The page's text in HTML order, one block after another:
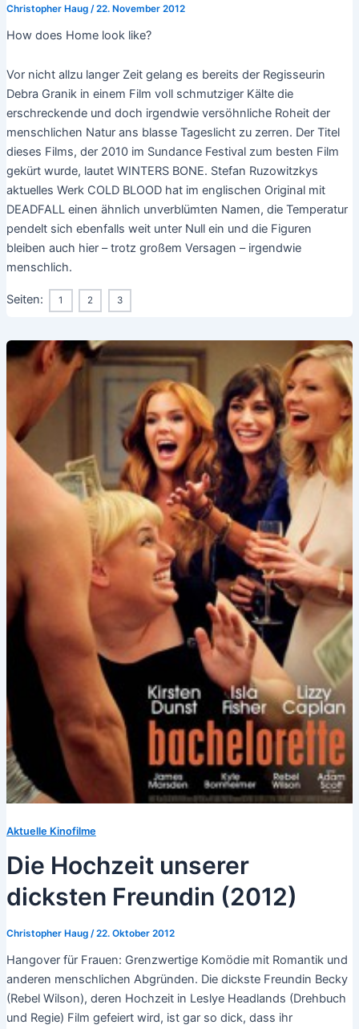
Christopher Haug /22. November 2012
How does Home look like?
Vor nicht allzu langer Zeit gelang es bereits der Regisseurin
Debra Granik in einem Film voll schmutziger Kälte die
erschreckende und doch irgendwie versöhnliche Roheit der
menschlichen Natur ans blasse Tageslicht zu zerren. Der Titel
dieses Films, der 2010 im Sundance Festival zum besten Film
gekürt wurde, lautet WINTERS BONE. Stefan Ruzowitzkys
aktuelles Werk COLD BLOOD hat im englischen Original mit
DEADFALL einen ähnlich unverblümten Namen, die Temperatur
pendelt sich ebenfalls weit unter Null ein und die Figuren
bleiben auch hier – trotz großem Versagen – irgendwie
menschlich.
Seiten: 1 2 3
Aktuelle Kinofilme
Die Hochzeit unserer
dicksten Freundin (2012)
Christopher Haug /22. Oktober 2012
Hangover für Frauen: Grenzwertige Komödie mit Romantik und
anderen menschlichen Abgründen. Die dickste Freundin Becky
(Rebel Wilson), deren Hochzeit in Leslye Headlands (Drehbuch
und Regie) Film gefeiert wird, ist gar so dick, dass ihr